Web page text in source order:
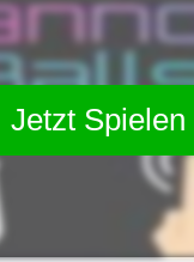
Jetzt Spielen